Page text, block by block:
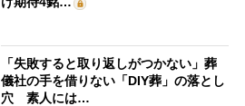
「失敗すると取り返しがつかない」葬
儀社の手を借りない「DIY葬」の落とし
穴 素人には…